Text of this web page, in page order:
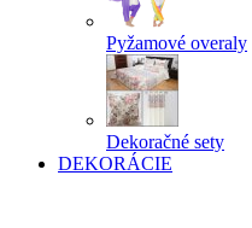
Pyžamové overaly
Dekoračné sety
DEKORÁCIE